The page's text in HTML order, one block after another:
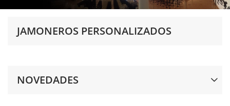
JAMONEROS PERSONALIZADOS
NOVEDADES